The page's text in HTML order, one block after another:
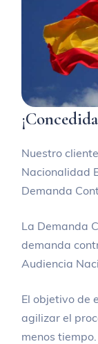
Nuestro
Nacionalidad
Demanda
La Demanda
demanda
Audiencia
El objetivo de
agilizar el
menos tiempo.